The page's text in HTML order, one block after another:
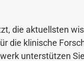
die aktuellsten
die klinische
unterstützen